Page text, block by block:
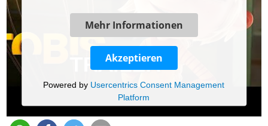
Mehr Informationen
Akzeptieren
Powered by Usercentrics Consent Management
Platform